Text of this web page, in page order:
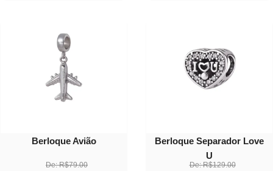
Berloque Avião
De:R$79.00
Berloque Separador Love
U
De:R$129.00